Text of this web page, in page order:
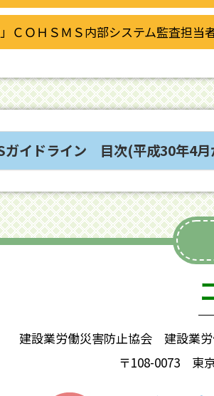
」ＣＯＨＳＭＳ内部システム監査担当
イドライン 目次(平成30年4月
建設業労働災害防止協会 建設業労
〒108-0073 東